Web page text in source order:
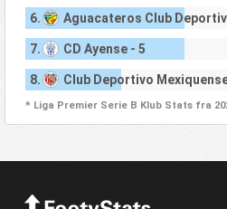
6. Aguacateros Club
7. CD Ayense - 5
8. Club Deportivo
* Liga Premier Serie B Klub Stats fra